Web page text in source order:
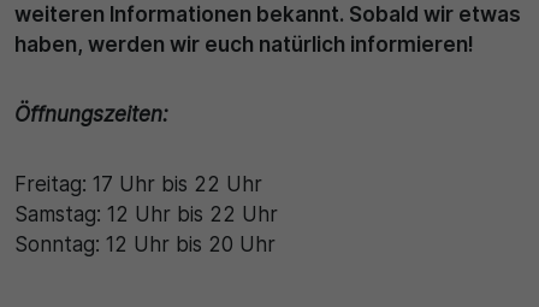
weiteren Informationen bekannt. Sobald wir etwas
haben, werden wir euch natürlich informieren!
Öffnungszeiten:
Freitag: 17 Uhr bis 22 Uhr
Samstag: 12 Uhr bis 22 Uhr
Sonntag: 12 Uhr bis 20 Uhr